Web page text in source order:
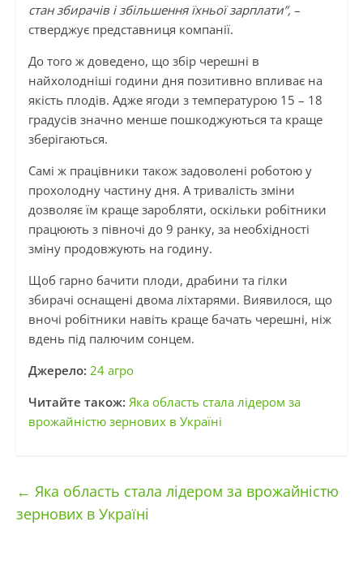
стан збирачів і збільшення їхньої зарплати”, –
стверджує представниця компанії.
До того ж доведено, що збір черешні в
найхолодніші години дня позитивно впливає на
якість плодів. Адже ягоди з температурою 15 – 18
градусів значно менше пошкоджуються та краще
зберігаються.
Самі ж працівники також задоволені роботою у
прохолодну частину дня. А тривалість зміни
дозволяє їм краще заробляти, оскільки робітники
працюють з півночі до 9 ранку, за необхідності
зміну продовжують на годину.
Щоб гарно бачити плоди, драбини та гілки
збирачі оснащені двома ліхтарями. Виявилося, що
вночі робітники навіть краще бачать черешні, ніж
вдень під палючим сонцем.
Джерело: 24 агро
Читайте також: Яка область стала лідером за
врожайністю зернових в Україні
← Яка область стала лідером за врожайністю
зернових в Україні